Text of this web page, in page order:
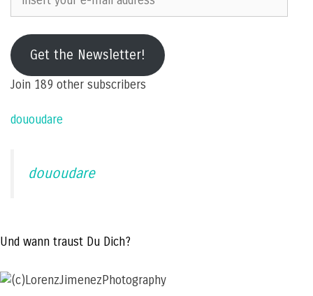
your
mail
addressGet the Newsletter!
Join 189 other subscribers
dououdare
dououdare
Und wann traust Du Dich?